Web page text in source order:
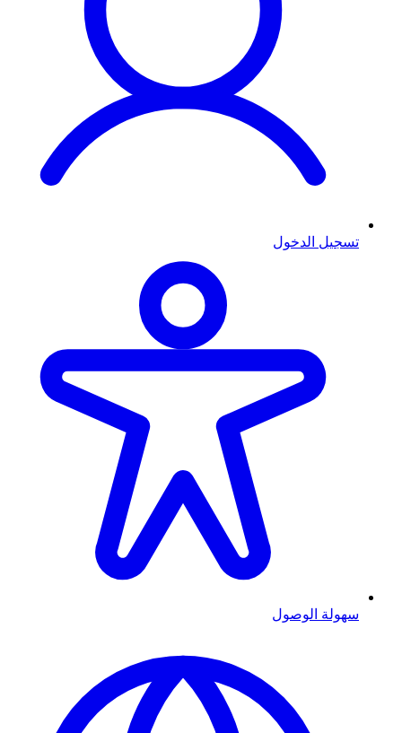
تسجيل الدخول
سهولة الوصول